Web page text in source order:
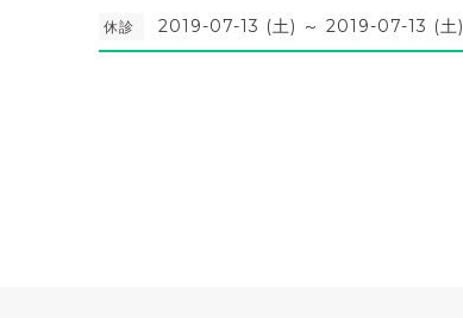
休診 2019-07-13 (土) ～ 2019-07-13 (土)